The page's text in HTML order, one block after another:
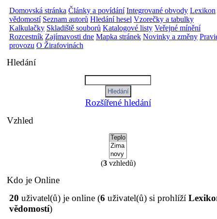
Domovská stránka Články a povídání Integrované obvody Lexikon
vědomostí Seznam autorů Hledání hesel Vzorečky a tabulky
Kalkulačky Skladiště souborů Katalogové listy Veřejné mínění
Rozcestník Zajímavosti dne Mapka stránek Novinky a změny
provozu O Žirafovinách
Hledání
Rozšířené hledání
Vzhled
(3vzhledů)
Kdo je Online
20 uživatel(ů) je online (6 uživatel(ů) si prohlíží
vědomostí)